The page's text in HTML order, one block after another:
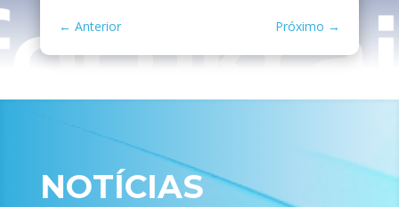
← Anterior Próximo →
NOTÍCIAS